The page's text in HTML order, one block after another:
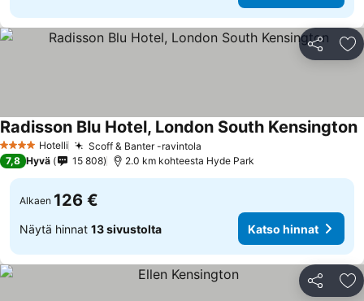
Jaa
4 Tähtiluokitus
Hotelli Scoff & Banter -ravintola
Radisson Blu Hotel, London South Kensington
7,8 Hyvä 15 808 2.0 km kohteesta Hyde Park
Alkaen 126 €
Näytä hinnat 13 sivustolta Katso hinnat
Jaa